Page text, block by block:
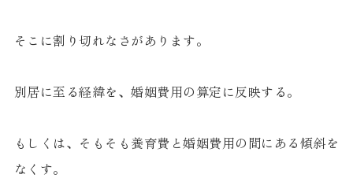
そこに割り切れなさがあります。
別居に至る経緯を、婚姻費用の算定に反映する。
もしくは、そもそも養育費と婚姻費用の間にある傾斜を
なくす。